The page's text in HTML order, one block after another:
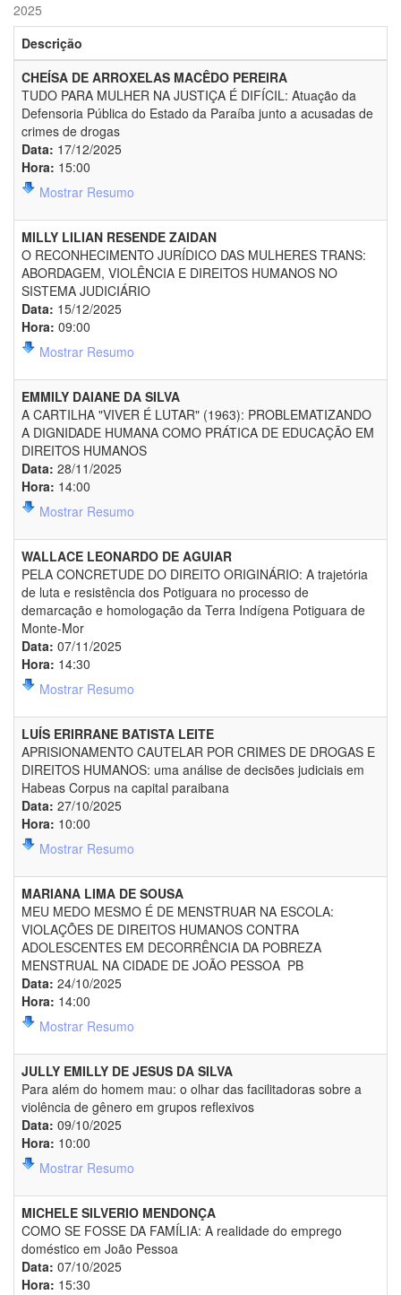
2025
Descrição
CHEÍSA DE ARROXELAS MACÊDO PEREIRA
TUDO PARA MULHER NA JUSTIÇA É DIFÍCIL: Atuação da
Defensoria Pública do Estado da Paraíba junto a acusadas de
crimes de drogas
Data: 17/12/2025
Hora: 15:00
Mostrar Resumo
MILLY LILIAN RESENDE ZAIDAN
O RECONHECIMENTO JURÍDICO DAS MULHERES TRANS:
ABORDAGEM, VIOLÊNCIA E DIREITOS HUMANOS NO
SISTEMA JUDICIÁRIO
Data: 15/12/2025
Hora: 09:00
Mostrar Resumo
EMMILY DAIANE DA SILVA
A CARTILHA "VIVER É LUTAR" (1963): PROBLEMATIZANDO
A DIGNIDADE HUMANA COMO PRÁTICA DE EDUCAÇÃO EM
DIREITOS HUMANOS
Data: 28/11/2025
Hora: 14:00
Mostrar Resumo
WALLACE LEONARDO DE AGUIAR
PELA CONCRETUDE DO DIREITO ORIGINÁRIO: A trajetória
de luta e resistência dos Potiguara no processo de
demarcação e homologação da Terra Indígena Potiguara de
Monte-Mor
Data: 07/11/2025
Hora: 14:30
Mostrar Resumo
LUÍS ERIRRANE BATISTA LEITE
APRISIONAMENTO CAUTELAR POR CRIMES DE DROGAS E
DIREITOS HUMANOS: uma análise de decisões judiciais em
Habeas Corpus na capital paraibana
Data: 27/10/2025
Hora: 10:00
Mostrar Resumo
MARIANA LIMA DE SOUSA
MEU MEDO MESMO É DE MENSTRUAR NA ESCOLA:
VIOLAÇÕES DE DIREITOS HUMANOS CONTRA
ADOLESCENTES EM DECORRÊNCIA DA POBREZA
MENSTRUAL NA CIDADE DE JOÃO PESSOA  PB
Data: 24/10/2025
Hora: 14:00
Mostrar Resumo
JULLY EMILLY DE JESUS DA SILVA
Para além do homem mau: o olhar das facilitadoras sobre a
violência de gênero em grupos reflexivos
Data: 09/10/2025
Hora: 10:00
Mostrar Resumo
MICHELE SILVERIO MENDONÇA
COMO SE FOSSE DA FAMÍLIA: A realidade do emprego
doméstico em João Pessoa
Data: 07/10/2025
Hora: 15:30